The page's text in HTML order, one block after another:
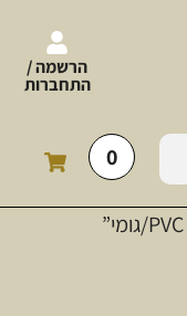
הרשמה /
התחברות
0